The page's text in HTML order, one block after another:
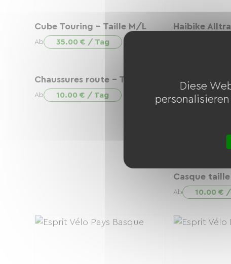
Cube Touring - Taille M/L
Ab 35.00 € / Tag
Haibike
Chaussures route - Taille 46
Ab 10.00 € / Tag
Casque taille
Ab 10.00 €
Diese